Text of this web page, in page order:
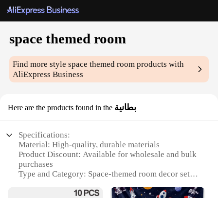
space themed room
Find more stylespace themed room products with
AliExpress Business
Here are the products found in the بطانية
Specifications:
Material: High-quality, durable materials
Product Discount: Available for wholesale and bulk
purchases
Type and Category: Space-themed room decor sets